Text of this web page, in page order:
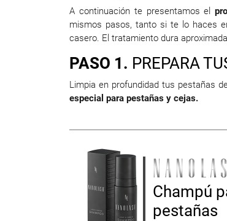
A continuación te presentamos el
mismos pasos, tanto si te lo haces
casero. El tratamiento dura
PASO 1. PREPARA
Limpia en profundidad tus pestañas
especial para pestañas y cejas.
Champú
pestañas